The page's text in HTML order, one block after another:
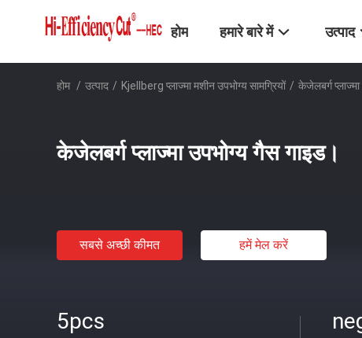
होम हमारे बारे में उत्पाद
होम / उत्पाद / Kjellberg प्लाज्मा मशीन उपभोग्य सामग्रियों / केजेलबर्ग
केजेलबर्ग प्लाज्मा उपभोग्य गैस गाइड।
सबसे अच्छी कीमत हमें मेल करें
5pcs